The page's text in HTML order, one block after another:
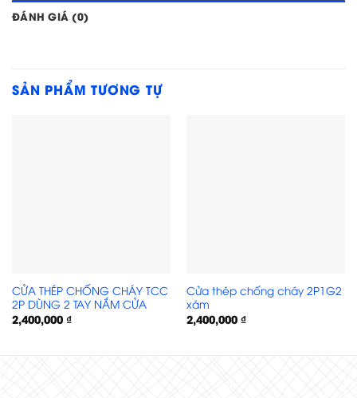
ĐÁNH GIÁ (0)
SẢN PHẨM TƯƠNG TỰ
CỬA THÉP CHỐNG CHÁY TCC
2P DÙNG 2 TAY NẮM CỬA
2,400,000 ₫
Cửa thép chống cháy 2P1G2
xám
2,400,000 ₫